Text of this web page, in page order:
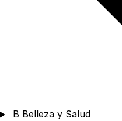
B Belleza y Salud